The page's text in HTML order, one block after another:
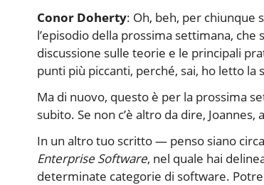
Conor Doherty: Oh, beh, per chiunque
l’episodio della prossima settimana,
discussione sulle teorie e le principali
punti più piccanti, perché, sai, ho letto la
Ma di nuovo, questo è per la prossima
subito. Se non c’è altro da dire,
In un altro tuo scritto — penso siano
Enterprise Software, nel quale hai
determinate categorie di software.